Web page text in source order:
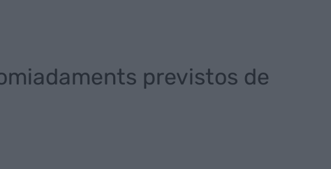
previstos de